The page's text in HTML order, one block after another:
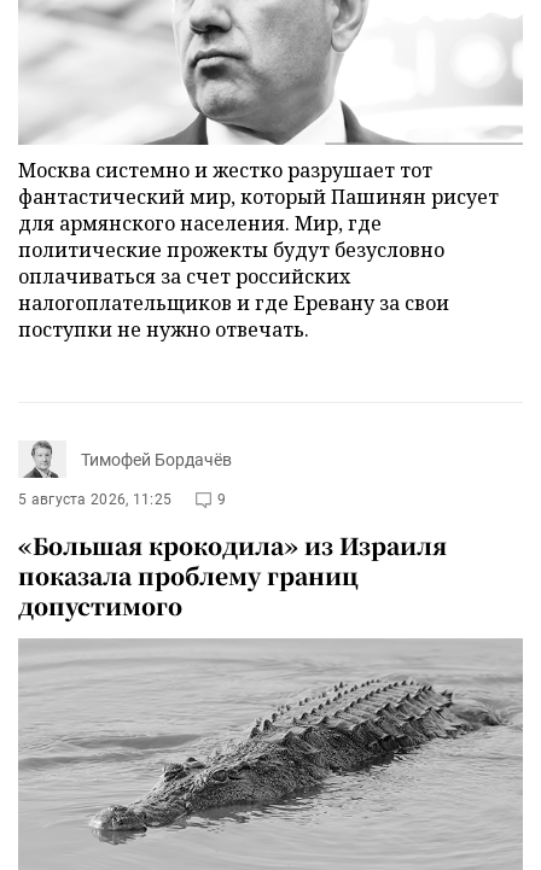
Москва системно и жестко разрушает тот
фантастический мир, который Пашинян рисует
для армянского населения. Мир, где
политические прожекты будут безусловно
оплачиваться за счет российских
налогоплательщиков и где Еревану за свои
поступки не нужно отвечать.
Тимофей Бордачёв
5 августа 2026, 11:25 9
«Большая крокодила» из Израиля
показала проблему границ
допустимого